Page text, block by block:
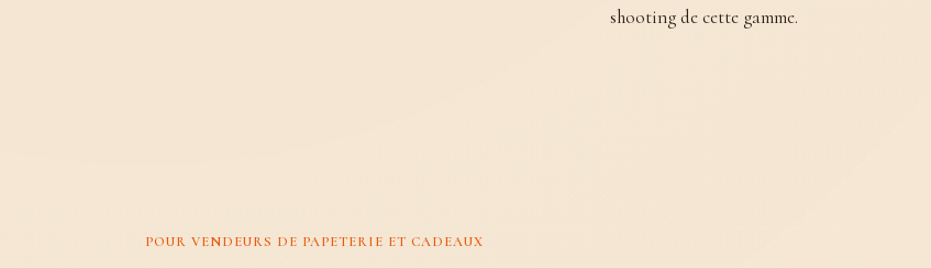
shooting de cette gamme.
POUR VENDEURS DE PAPETERIE ET CADEAUX